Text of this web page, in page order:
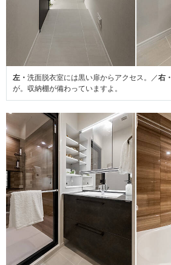
左・ 洗面脱衣室には黒い扉からアクセス。／右・
が。収納棚が備わっていますよ。